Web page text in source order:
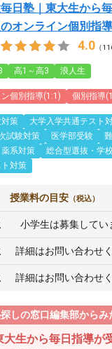
日塾｜東大生から
オンライン個別指
4.0 （
高1～高3 浪人生
個別指導(1:1) 個別指導
策
大学入学共通テスト
試験対策
医学部受験
系対策
総合型選抜・学
対策
授業料の目安 （税込）
小学生は募集してい
詳細はお問い合わせ
詳細はお問い合わせ
しの窓口編集部からみ
大生から毎日指導が